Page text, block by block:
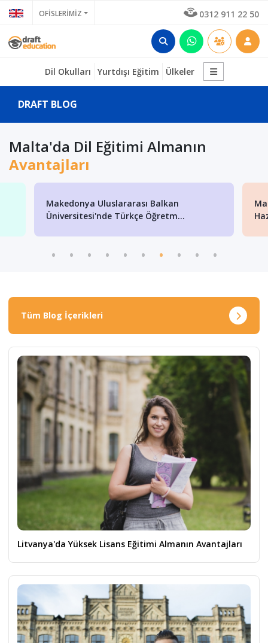
OFİSLERİMİZ 0312 911 22 50
Dil Okulları Yurtdışı Eğitim Ülkeler
DRAFT BLOG
Malta'da Dil Eğitimi Almanın
Avantajları
Makedonya Uluslararası Balkan
Üniversitesi'nde Türkçe Öğretm...
Tüm Blog İçerikleri
Litvanya'da Yüksek Lisans Eğitimi Almanın Avantajları